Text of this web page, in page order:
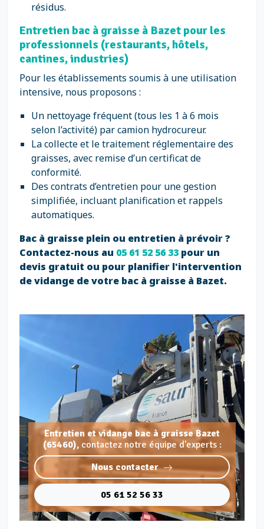
résidus.
Entretien bac à graisse à Bazet pour les
professionnels (restaurants, hôtels,
cantines, industries)
Pour les établissements soumis à une utilisation
intensive, nous proposons :
Un nettoyage fréquent (tous les 1 à 6 mois
selon l’activité) par camion hydrocureur.
La collecte et le traitement réglementaire des
graisses, avec remise d’un certificat de
conformité.
Des contrats d’entretien pour une gestion
simplifiée, incluant planification et rappels
automatiques.
Bac à graisse plein ou entretien à prévoir ?
Contactez-nous au 05 61 52 56 33 pour un
devis gratuit ou pour planifier l'intervention
de vidange de votre bac à graisse à Bazet.
Entretien et vidange bac à graisse Bazet
(65460), contactez notre équipe d'experts :
Nous contacter
05 61 52 56 33